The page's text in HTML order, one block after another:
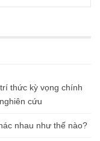
thức kỳ vọng chính
cứu
nhau như thế nào?